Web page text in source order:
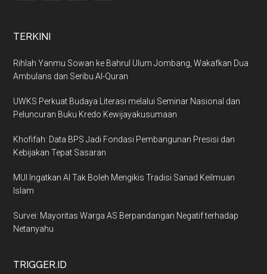
TERKINI
Rihlah Yanmu Sowan ke Bahrul Ulum Jombang, Wakafkan Dua
Ambulans dan Seribu Al-Quran
UWKS Perkuat Budaya Literasi melalui Seminar Nasional dan
Peluncuran Buku Kredo Kewijayakusumaan
Khofifah: Data BPS Jadi Fondasi Pembangunan Presisi dan
Kebijakan Tepat Sasaran
MUI Ingatkan AI Tak Boleh Mengikis Tradisi Sanad Keilmuan
Islam
Survei: Mayoritas Warga AS Berpandangan Negatif terhadap
Netanyahu
TRIGGER.ID